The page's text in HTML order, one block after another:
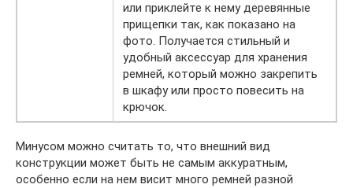
или приклейте к нему деревянные
прищепки так, как показано на
фото. Получается стильный и
удобный аксессуар для хранения
ремней, который можно закрепить
в шкафу или просто повесить на
крючок.
Минусом можно считать то, что внешний вид
конструкции может быть не самым аккуратным,
особенно если на нем висит много ремней разной